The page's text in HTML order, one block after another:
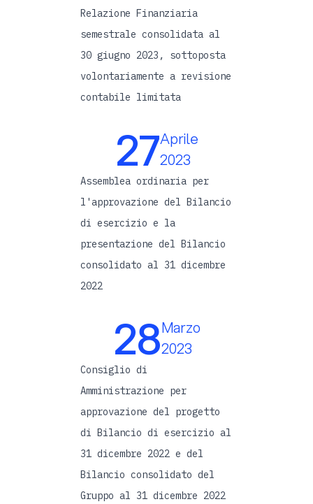
Relazione Finanziaria
semestrale consolidata al
30 giugno 2023, sottoposta
volontariamente a revisione
contabile limitata
27Aprile
2023
Assemblea ordinaria per
l'approvazione del Bilancio
di esercizio e la
presentazione del Bilancio
consolidato al 31 dicembre
2022
28Marzo
2023
Consiglio di
Amministrazione per
approvazione del progetto
di Bilancio di esercizio al
31 dicembre 2022 e del
Bilancio consolidato del
Gruppo al 31 dicembre 2022